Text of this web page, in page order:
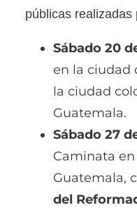
públicas realizadas
Sábado 20
en la ciudad
la ciudad
Guatemala.
Sábado 27
Caminata
Guatemala,
del